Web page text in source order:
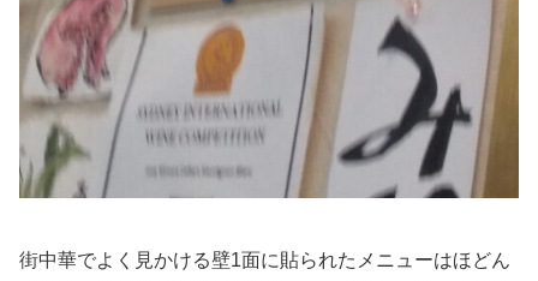
街中華でよく見かける壁1面に貼られたメニューはほどん